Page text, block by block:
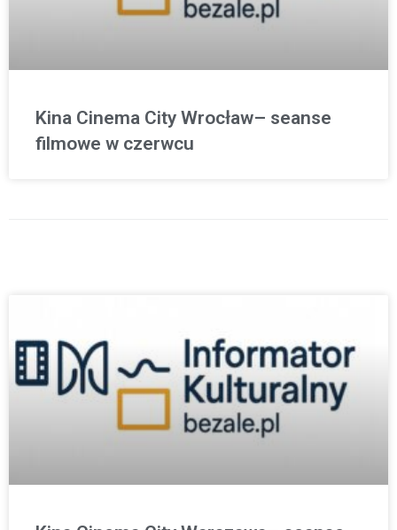
Kina Cinema City Wrocław– seanse
filmowe w czerwcu